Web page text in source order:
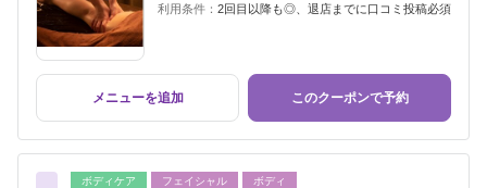
利用条件： 2回目以降も◎、退店までに口コミ投稿必須
メニューを追加 このクーポンで予約
ボディケア フェイシャル ボディ